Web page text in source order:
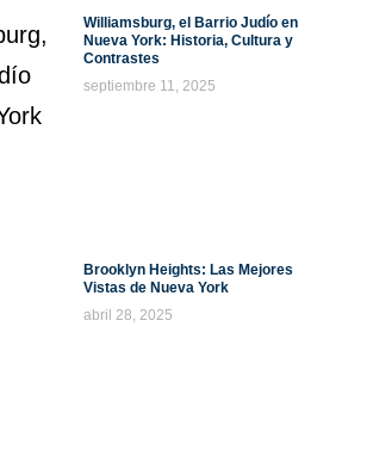
Williamsburg, el Barrio Judío en
Nueva York: Historia, Cultura y
Contrastes
septiembre 11, 2025
Brooklyn Heights: Las Mejores
Vistas de Nueva York
abril 28, 2025